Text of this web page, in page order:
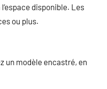
disponible. Les
ou plus.
un modèle encastré, en